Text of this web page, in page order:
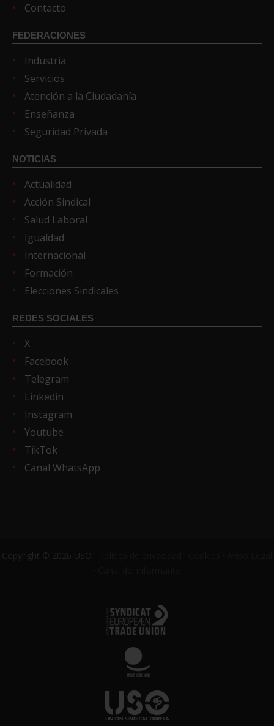
Contacto
FEDERACIONES
Industria
Servicios
Atención a la Ciudadanía
Enseñanza
Seguridad Privada
NOTICIAS
Actualidad
Acción Sindical
Salud Laboral
Igualdad
Internacional
Formación
Elecciones Sindicales
REDES SOCIALES
X
Facebook
Telegram
Linkedin
Instagram
Youtube
TikTok
Canal WhatsApp
Copyright © 2026 USO ·